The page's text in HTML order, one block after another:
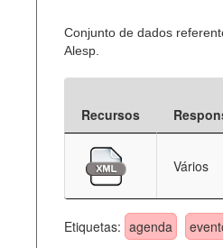
Planejamento
Catálogo de dados
Deputados Estaduais
Administração
Legislação
Conjunto de dados
Alesp.
Recursos
Vários
Etiquetas: agenda